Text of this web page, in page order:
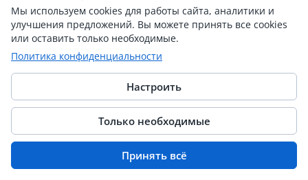
ПО САЙТУ
Статьи по 44-ФЗ
Вебинары по 44-ФЗ
Шаблоны документов
ИНСТРУМЕНТЫ 44-ФЗ
Классификатор ОКПД 2
Расчет НМЦК анализом рынка
Расчет НМЦК для лекарств
Расчет НМЦК мед. изделия
Расчет сроков процедур
Поиск документации
Мы используем cookies для работы сайта, аналитики и
улучшения предложений. Вы можете принять все cookies
или оставить только необходимые.
Политика конфиденциальности
Настроить
Только необходимые
Принять всё